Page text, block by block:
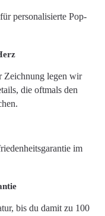
Zeichnung legen wir
die oftmals den
bis du damit zu 100